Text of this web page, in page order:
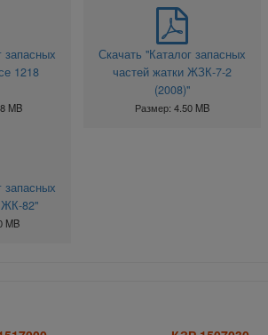
запасных
1218
MB
Скачать "Каталог запасных
частей жатки ЖЗК-7-2
(2008)"
Размер: 4.50 MB
запасных
ЖК-82"
MB